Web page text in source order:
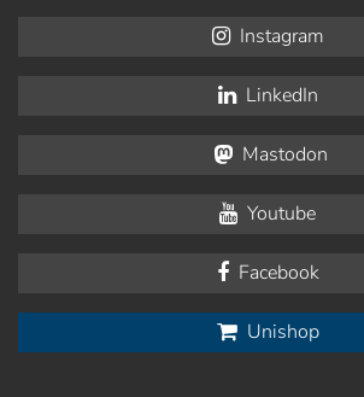
Instagram
LinkedIn
Mastodon
Youtube
Facebook
Unishop